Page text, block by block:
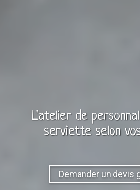
L'atelier de
servietteselon
Demander un devis